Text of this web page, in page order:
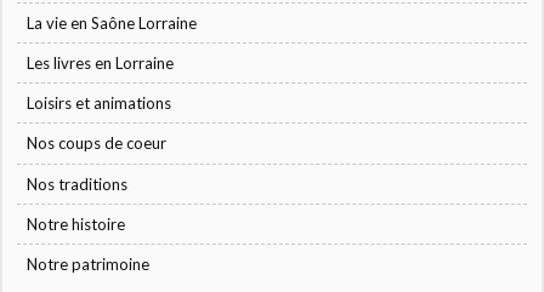
La vie en Saône Lorraine
Les livres en Lorraine
Loisirs et animations
Nos coups de coeur
Nos traditions
Notre histoire
Notre patrimoine